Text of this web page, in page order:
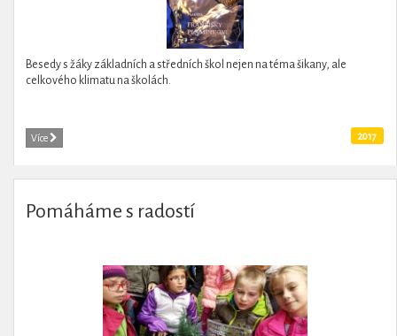
Besedy s žáky základních a středních škol nejen na téma šikany, ale
celkového klimatu na školách.
Více 2017
Pomáháme s radostí